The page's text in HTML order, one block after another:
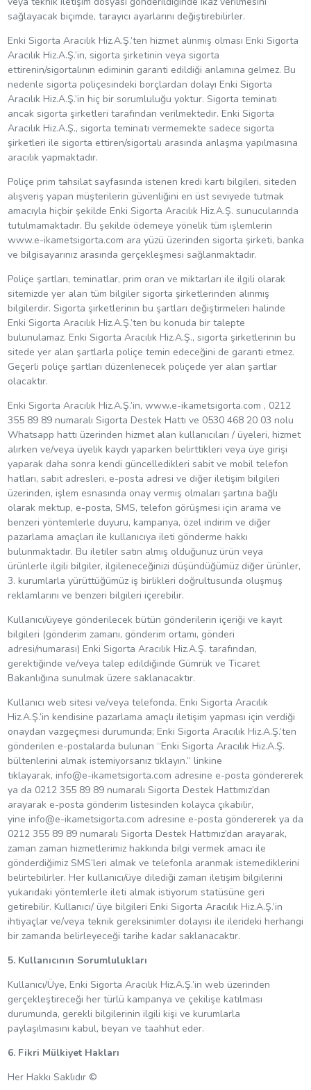
sağlayacak biçimde, tarayıcı ayarlarını değiştirebilirler.
Enki Sigorta Aracılık Hiz.A.Ş.’ten hizmet alınmış olması Enki Sigorta
Aracılık Hiz.A.Ş.’in, sigorta şirketinin veya sigorta
ettirenin/sigortalının ediminin garanti edildiği anlamına gelmez. Bu
nedenle sigorta poliçesindeki borçlardan dolayı Enki Sigorta
Aracılık Hiz.A.Ş.’in hiç bir sorumluluğu yoktur. Sigorta teminatı
ancak sigorta şirketleri tarafından verilmektedir. Enki Sigorta
Aracılık Hiz.A.Ş., sigorta teminatı vermemekte sadece sigorta
şirketleri ile sigorta ettiren/sigortalı arasında anlaşma yapılmasına
aracılık yapmaktadır.
Poliçe prim tahsilat sayfasında istenen kredi kartı bilgileri, siteden
alışveriş yapan müşterilerin güvenliğini en üst seviyede tutmak
amacıyla hiçbir şekilde Enki Sigorta Aracılık Hiz.A.Ş. sunucularında
tutulmamaktadır. Bu şekilde ödemeye yönelik tüm işlemlerin
www.e-ikametsigorta.com ara yüzü üzerinden sigorta şirketi, banka
ve bilgisayarınız arasında gerçekleşmesi sağlanmaktadır.
Poliçe şartları, teminatlar, prim oran ve miktarları ile ilgili olarak
sitemizde yer alan tüm bilgiler sigorta şirketlerinden alınmış
bilgilerdir. Sigorta şirketlerinin bu şartları değiştirmeleri halinde
Enki Sigorta Aracılık Hiz.A.Ş.’ten bu konuda bir talepte
bulunulamaz. Enki Sigorta Aracılık Hiz.A.Ş., sigorta şirketlerinin bu
sitede yer alan şartlarla poliçe temin edeceğini de garanti etmez.
Geçerli poliçe şartları düzenlenecek poliçede yer alan şartlar
olacaktır.
Enki Sigorta Aracılık Hiz.A.Ş.’in, www.e-ikametsigorta.com , 0212
355 89 89 numaralı Sigorta Destek Hattı ve 0530 468 20 03 nolu
Whatsapp hattı üzerinden hizmet alan kullanıcıları / üyeleri, hizmet
alırken ve/veya üyelik kaydı yaparken belirttikleri veya üye girişi
yaparak daha sonra kendi güncelledikleri sabit ve mobil telefon
hatları, sabit adresleri, e-posta adresi ve diğer iletişim bilgileri
üzerinden, işlem esnasında onay vermiş olmaları şartına bağlı
olarak mektup, e-posta, SMS, telefon görüşmesi için arama ve
benzeri yöntemlerle duyuru, kampanya, özel indirim ve diğer
pazarlama amaçları ile kullanıcıya ileti gönderme hakkı
bulunmaktadır. Bu iletiler satın almış olduğunuz ürün veya
ürünlerle ilgili bilgiler, ilgileneceğinizi düşündüğümüz diğer ürünler,
3. kurumlarla yürüttüğümüz iş birlikleri doğrultusunda oluşmuş
reklamlarını ve benzeri bilgileri içerebilir.
Kullanıcı/üyeye gönderilecek bütün gönderilerin içeriği ve kayıt
bilgileri (gönderim zamanı, gönderim ortamı, gönderi
adresi/numarası) Enki Sigorta Aracılık Hiz.A.Ş. tarafından,
gerektiğinde ve/veya talep edildiğinde Gümrük ve Ticaret
Bakanlığına sunulmak üzere saklanacaktır.
Kullanıcı web sitesi ve/veya telefonda, Enki Sigorta Aracılık
Hiz.A.Ş.’in kendisine pazarlama amaçlı iletişim yapması için verdiği
onaydan vazgeçmesi durumunda; Enki Sigorta Aracılık Hiz.A.Ş.’ten
gönderilen e-postalarda bulunan “Enki Sigorta Aracılık Hiz.A.Ş.
bültenlerini almak istemiyorsanız tıklayın.” linkine
tıklayarak, info@e-ikametsigorta.com adresine e-posta göndererek
ya da 0212 355 89 89 numaralı Sigorta Destek Hattımız’dan
arayarak e-posta gönderim listesinden kolayca çıkabilir,
yine info@e-ikametsigorta.com adresine e-posta göndererek ya da
0212 355 89 89 numaralı Sigorta Destek Hattımız’dan arayarak,
zaman zaman hizmetlerimiz hakkında bilgi vermek amacı ile
gönderdiğimiz SMS’leri almak ve telefonla aranmak istemediklerini
belirtebilirler. Her kullanıcı/üye dilediği zaman iletişim bilgilerini
yukarıdaki yöntemlerle ileti almak istiyorum statüsüne geri
getirebilir. Kullanıcı/ üye bilgileri Enki Sigorta Aracılık Hiz.A.Ş.’in
ihtiyaçlar ve/veya teknik gereksinimler dolayısı ile ilerideki herhangi
bir zamanda belirleyeceği tarihe kadar saklanacaktır.
5. Kullanıcının Sorumlulukları
Kullanıcı/Üye, Enki Sigorta Aracılık Hiz.A.Ş.’in web üzerinden
gerçekleştireceği her türlü kampanya ve çekilişe katılması
durumunda, gerekli bilgilerinin ilgili kişi ve kurumlarla
paylaşılmasını kabul, beyan ve taahhüt eder.
6. Fikri Mülkiyet Hakları
Her Hakkı Saklıdır ©